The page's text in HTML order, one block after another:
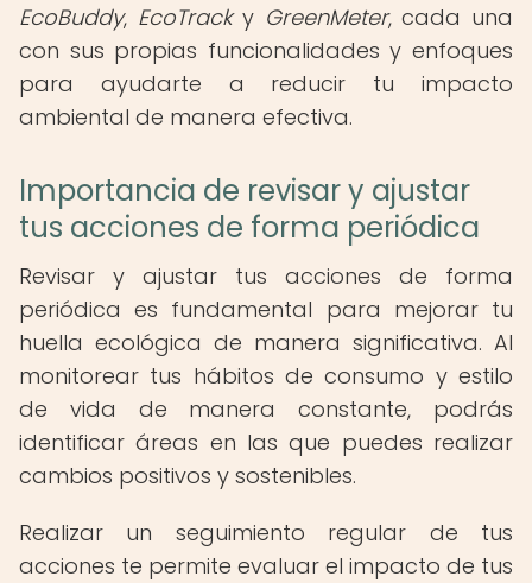
EcoBuddy, EcoTracky GreenMeter, cada una
con sus propias funcionalidades y enfoques
para ayudarte a reducir tu impacto
ambiental de manera efectiva.
Importancia de revisar y ajustar
tus acciones de forma periódica
Revisar y ajustar tus acciones de forma
periódica es fundamental para mejorar tu
huella ecológica de manera significativa. Al
monitorear tus hábitos de consumo y estilo
de vida de manera constante, podrás
identificar áreas en las que puedes realizar
cambios positivos y sostenibles.
Realizar un seguimiento regular de tus
acciones te permite evaluar el impacto de tus